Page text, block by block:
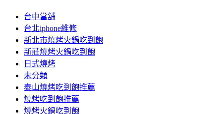
台中當舖
台北iphone維修
新北市燒烤火鍋吃到飽
新莊燒烤火鍋吃到飽
日式燒烤
未分類
泰山燒烤吃到飽推薦
燒烤吃到飽推薦
燒烤火鍋吃到飽